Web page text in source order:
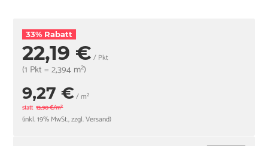
33% Rabatt
22,19 € / Pkt
(1 Pkt = 2,394 m²)
9,27 €/ m²
statt 13,90 €/m²
(inkl. 19% MwSt., zzgl. Versand)